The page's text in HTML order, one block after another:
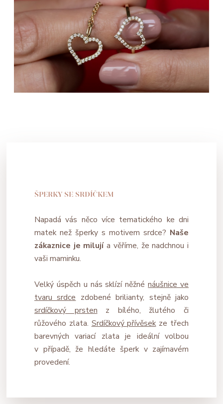
ŠPERKY SE SRDÍČKEM
Napadá vás něco více tematického ke dni
matek než šperky s motivem srdce? Naše
zákaznice je milujía věříme, že nadchnou i
vaši maminku.
Velký úspěch u nás sklízí něžnénáušnice ve
tvaru srdce zdobené brilianty, stejně jako
srdíčkový prsten z bílého, žlutého či
růžového zlata. Srdíčkový přívěsekze třech
barevných variací zlata je ideální volbou
v případě, že hledáte šperk v zajímavém
provedení.